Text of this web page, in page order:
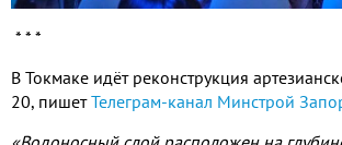
* * *
В Токмаке идёт реконструкция
20, пишетТелеграм-канал Минстрой